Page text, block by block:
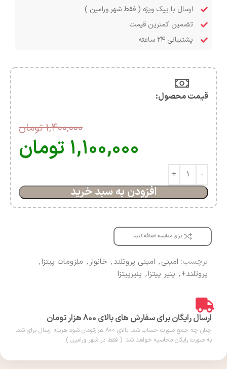
ارسال با پیک ویژه ( فقط شهر ورامین )
تضمین کمترین قیمت
پشتیبانی ۲۴ ساعته
قیمت محصول:​
۱,۴۰۰,۰۰۰ تومان
۱,۱۰۰,۰۰۰ تومان
افزودن به سبد خرید
برای مقایسه اضافه کنید
برچسب: امینی, امینی پروتلند, خانوار, ملزومات پیتزا,
پروتلند+, پنیر پیتزا, پنیرپیتزا
ارسال رایگان برای سفارش های بالای 800 هزار تومان
چنان چه جمع صورت حساب شما بالای 800 هزارتومان شود هزینه ارسال برای شما
به صورت رایگان محاسبه خواهد شد. ( فقط در شهر ورامین )